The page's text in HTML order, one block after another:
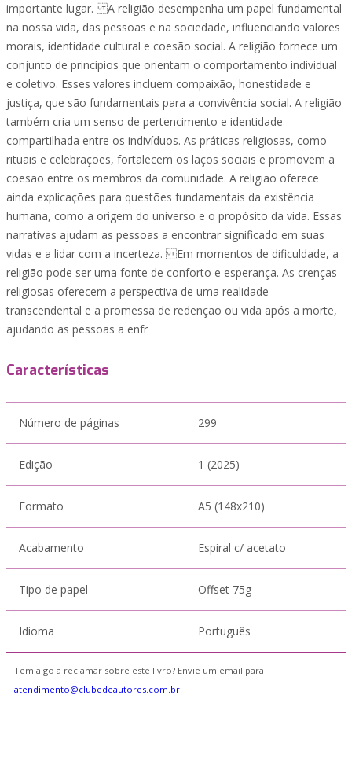
importante lugar. A religião desempenha um papel fundamental
na nossa vida, das pessoas e na sociedade, influenciando valores
morais, identidade cultural e coesão social. A religião fornece um
conjunto de princípios que orientam o comportamento individual
e coletivo. Esses valores incluem compaixão, honestidade e
justiça, que são fundamentais para a convivência social. A religião
também cria um senso de pertencimento e identidade
compartilhada entre os indivíduos. As práticas religiosas, como
rituais e celebrações, fortalecem os laços sociais e promovem a
coesão entre os membros da comunidade. A religião oferece
ainda explicações para questões fundamentais da existência
humana, como a origem do universo e o propósito da vida. Essas
narrativas ajudam as pessoas a encontrar significado em suas
vidas e a lidar com a incerteza. Em momentos de dificuldade, a
religião pode ser uma fonte de conforto e esperança. As crenças
religiosas oferecem a perspectiva de uma realidade
transcendental e a promessa de redenção ou vida após a morte,
ajudando as pessoas a enfr
Características
Número de páginas 299
Edição 1 (2025)
Formato A5 (148x210)
Acabamento Espiral c/ acetato
Tipo de papel Offset 75g
Idioma Português
Tem algo a reclamar sobre este livro? Envie um email para
atendimento@clubedeautores.com.br